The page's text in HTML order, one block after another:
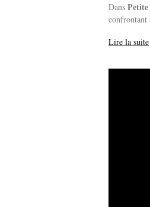
Dans
confrontant
Lire la suite